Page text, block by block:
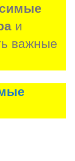
и
важные